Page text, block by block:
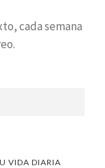
cada semana
VIDA DIARIA